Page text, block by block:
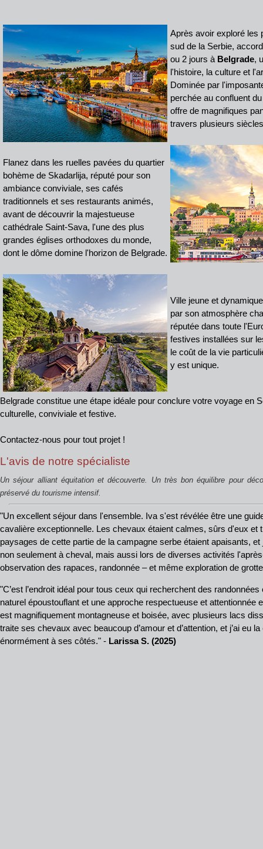
Après avoir exploré les
sud de la Serbie,
ou 2 jours à Belgrade,
l'histoire, la culture et
Dominée par
perchée au confluent
offre de magnifiques
travers plusieurs
Flanez dans les ruelles pavées du quartier
bohème de Skadarlija, réputé pour son
ambiance conviviale, ses cafés
traditionnels et ses restaurants animés,
avant de découvrir la majestueuse
cathédrale Saint-Sava, l'une des plus
grandes églises orthodoxes du monde,
dont le dôme domine l'horizon de Belgrade.
Ville jeune et
par son atmosphère
réputée dans toute
festives installées sur
le coût de la vie
y est unique.
Belgrade constitue une étape idéale pour conclure votre voyage en
culturelle, conviviale et festive.
Contactez-nous pour tout projet !
L'avis de notre spécialiste
Un séjour alliant équitation et découverte. Un très bon équilibre pour
préservé du tourisme intensif.
"Un excellent séjour dans l'ensemble. Iva s'est révélée être une
cavalière exceptionnelle. Les chevaux étaient calmes, sûrs d'eux et
paysages de cette partie de la campagne serbe étaient apaisants,
non seulement à cheval, mais aussi lors de diverses activités
observation des rapaces, randonnée – et même exploration de
"C’est l’endroit idéal pour tous ceux qui recherchent des
naturel époustouflant et une approche respectueuse et attentionnée
est magnifiquement montagneuse et boisée, avec plusieurs lacs
traite ses chevaux avec beaucoup d’amour et d’attention, et j’ai eu
énormément à ses côtés." - Larissa S. (2025)